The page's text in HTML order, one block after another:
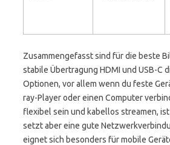
Zusammengefasst sind für die beste
stabile Übertragung HDMI und USB-C
Optionen, vor allem wenn du feste
ray-Player oder einen Computer
flexibel sein und kabellos streamen, ist
setzt aber eine gute
eignet sich besonders für mobile